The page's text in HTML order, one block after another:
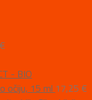
€
- BIO
očiju, 15 ml 17,25 €